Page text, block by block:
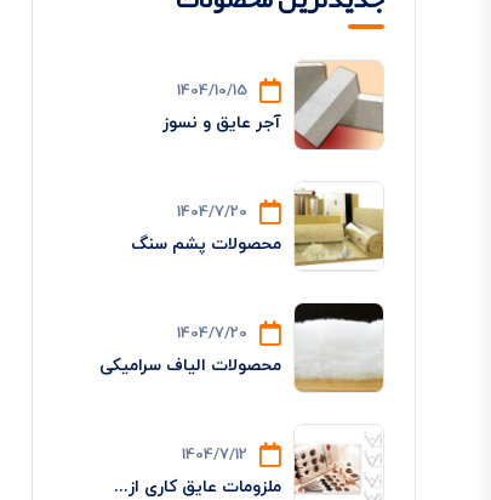
1404/10/15
آجر عایق و نسوز
1404/7/20
محصولات پشم سنگ
1404/7/20
محصولات الیاف سرامیکی
1404/7/12
ملزومات عایق کاری از...